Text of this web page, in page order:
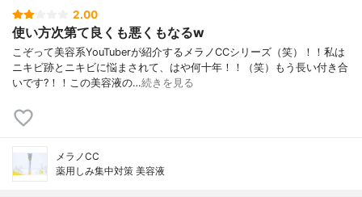
2.00
使い方次第て良くも悪くもなるw
こぞって美容系YouTuberが紹介するメラノCCシリーズ（笑）！！私は
ニキビ跡とニキビに悩まされて、はや何十年！！（笑）もう長い付き合
いです?！！この美容液の…続きを見る
メラノCC
薬用しみ集中対策 美容液